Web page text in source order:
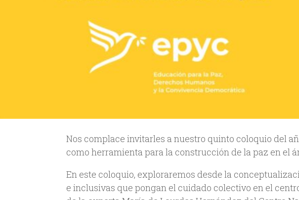
Nos complace invitarles a nuestro quinto coloquio del
como herramienta para la construcción de la paz en el
En este coloquio, exploraremos desde la
e inclusivas que pongan el cuidado colectivo en el